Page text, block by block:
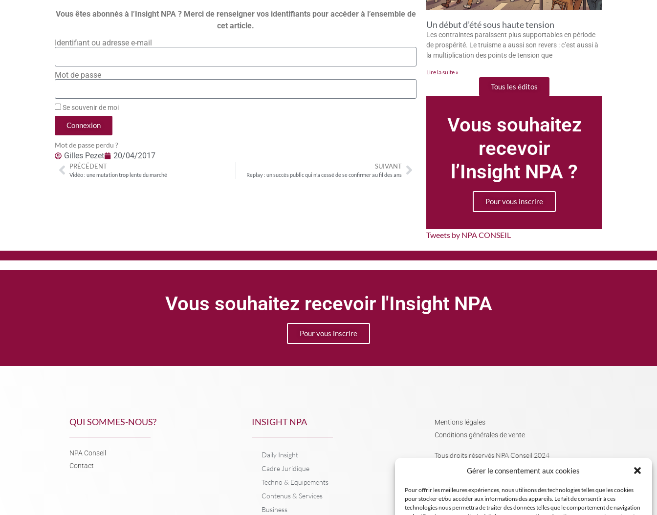
Gérer le consentement aux cookies
Pour offrir les meilleures expériences, nous utilisons des technologies telles que les cookies
pour stocker et/ou accéder aux informations des appareils. Le fait de consentir à ces
technologies nous permettra de traiter des données telles que le comportement de navigation
Un début d’été sous haute tension
Les contraintes paraissent plus supportables en période
de prospérité. Le truisme a aussi son revers : c’est aussi à
la multiplication des points de tension que
Lire la suite »
Tous les éditos
Vous souhaitez
recevoir
l’Insight NPA ?
Pour vous inscrire
Tweets by NPA CONSEIL
Vous êtes abonnés à l’Insight NPA ? Merci de renseigner vos identifiants pour accéder à l’ensemble de
cet article.
Identifiant ou adresse e-mail
Mot de passe
Se souvenir de moi
Connexion
Mot de passe perdu ?
Gilles Pezet 20/04/2017
PRÉCÉDENT
Vidéo : une mutation trop lente du marché
SUIVANT
Replay : un succès public qui n’a cessé de se confirmer au fil des ans
Vous souhaitez recevoir l'Insight NPA
Pour vous inscrire
QUI SOMMES-NOUS?
NPA Conseil
Contact
INSIGHT NPA
Daily Insight
Cadre Juridique
Techno & Equipements
Contenus & Services
Business
Mentions légales
Conditions générales de vente
Tous droits réservés NPA Conseil 2024